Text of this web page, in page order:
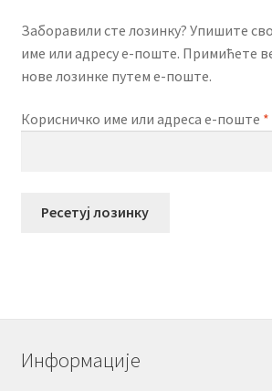
Заборавили сте лозинку? Упишите
име или адресу е-поште. Примићете
нове лозинке путем е-поште.
Корисничко име или адреса е-поште *
Ресетуј лозинку
Информације